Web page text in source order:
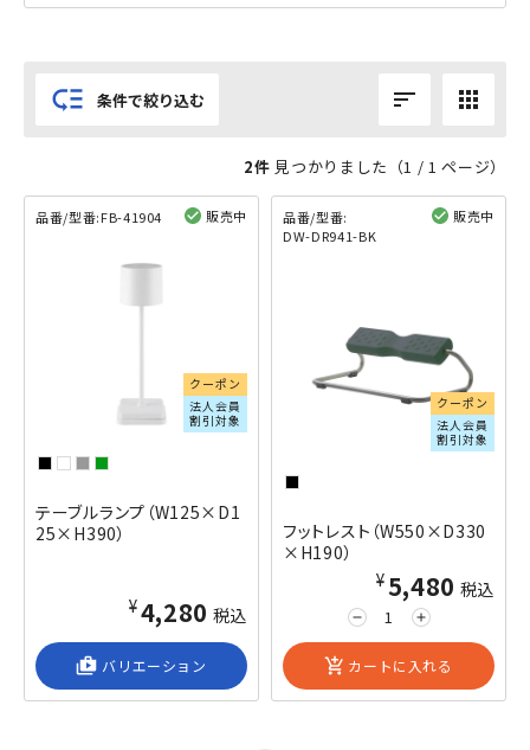
low_priority 条件で絞り込む sort apps
2件 見つかりました（1 / 1 ページ）
品番/型番:FB-41904 販売中
クーポン
法人会員
割引対象
テーブルランプ（W125×D1
25×H390）
¥4,280 税込
shop_2 バリエーション
品番/型番:
DW-DR941-BK
販売中
クーポン
法人会員
割引対象
フットレスト（W550×D330
×H190）
remove add
¥5,480 税込
add_shopping_cart カートに入れる